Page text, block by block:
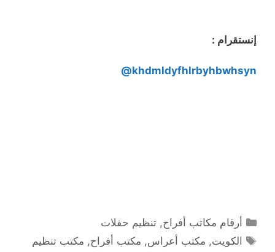
إنستقرام :
khdmldyfhlrbyhbwhsyn@
التصنيفات
أرقام مكاتب أفراح,تنظيم حفلات
الوسوم
الكويت, مكتب أعراس, مكتب أفراح, مكتب تنظيم